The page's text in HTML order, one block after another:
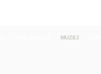
MUZEJ